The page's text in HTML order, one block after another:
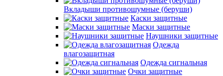
Вкладыши противошумные (беруши)
Каски защитные
Маски защитные
Наушники защитные
Одежда
влагозащитная
Одежда сигнальная
Очки защитные